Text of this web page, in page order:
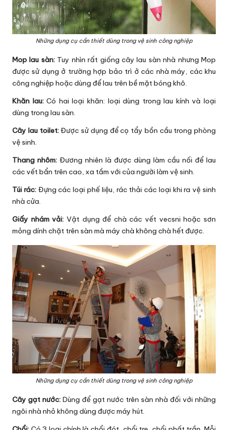
Những dụng cụ cần thiết dùng trong vệ sinh công nghiệp
Mop lau sàn:Tuy nhìn rất giống cây lau sàn nhà nhưng Mop
được sử dụng ở trường hợp bảo trì ở các nhà máy, các khu
công nghiệp hoặc dùng để lau trên bề mặt bóng khô.
Khăn lau:Có hai loại khăn: loại dùng trong lau kính và loại
dùng trong lau sàn.
Cây lau toilet:Được sử dụng để cọ tẩy bồn cầu trong phòng
vệ sinh.
Thang nhôm: Đương nhiên là được dùng làm cầu nối để lau
các vết bẩn trên cao, xa tầm với của người làm vệ sinh.
Túi rác:Đựng các loại phế liệu, rác thải các loại khi ra vệ sinh
nhà cửa.
Giấy nhám vải: Vật dụng để chà các vết vecsni hoặc sơn
mỏng dính chặt trên sàn mà máy chà không chà hết được.
Những dụng cụ cần thiết dùng trong vệ sinh công nghiệp
Cây gạt nước: Dùng để gạt nước trên sàn nhà đối với những
ngôi nhà nhỏ không dùng được máy hút.